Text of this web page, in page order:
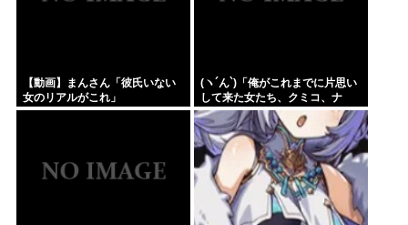
【動画】まんさん「彼氏いない
女のリアルがこれ」
(ヽ´ん`)「俺がこれまでに片思い
して来た女たち、クミコ、ナ
ミ、クミコ(1人目とは別人、タ
ミヨ、カオリ、ユカリ…」